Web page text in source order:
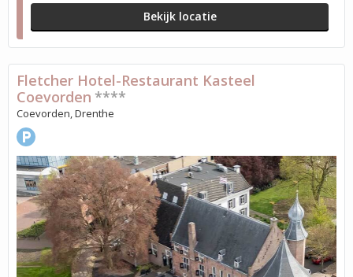
Bekijk locatie
Fletcher Hotel-Restaurant Kasteel
Coevorden ****
Coevorden, Drenthe